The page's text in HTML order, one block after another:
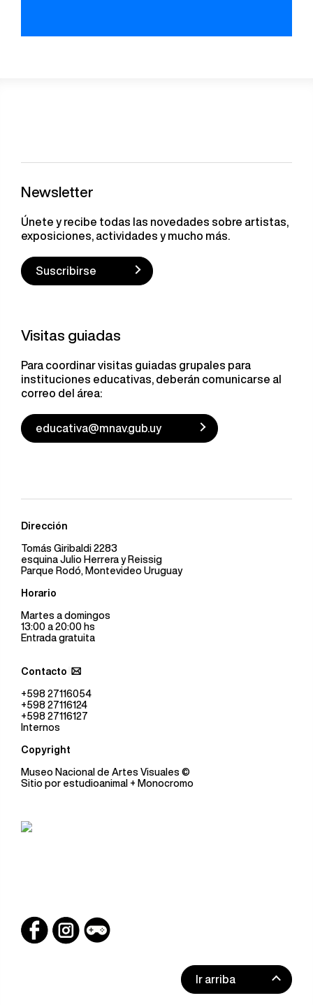
Newsletter
Únete y recibe todas las novedades sobre artistas,
exposiciones, actividades y mucho más.
Suscribirse
Visitas guiadas
Para coordinar visitas guiadas grupales para
instituciones educativas, deberán comunicarse al
correo del área:
educativa@mnav.gub.uy
Dirección
Tomás Giribaldi 2283
esquina Julio Herrera y Reissig
Parque Rodó, Montevideo Uruguay
Horario
Martes a domingos
13:00 a 20:00 hs
Entrada gratuita
Contacto
+598 27116054
+598 27116124
+598 27116127
Internos
Copyright
Museo Nacional de Artes Visuales ©
Sitio por estudioanimal + Monocromo
Ir arriba